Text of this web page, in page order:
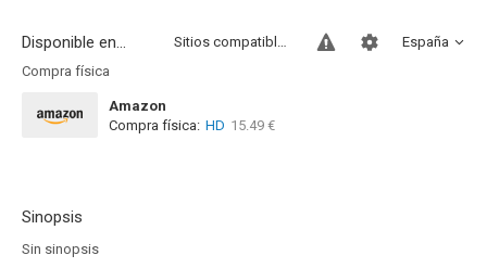
Disponible en... España
Sitios compatibles
Compra física
Amazon
Compra física: HD 15.49 €
Sinopsis
Sin sinopsis